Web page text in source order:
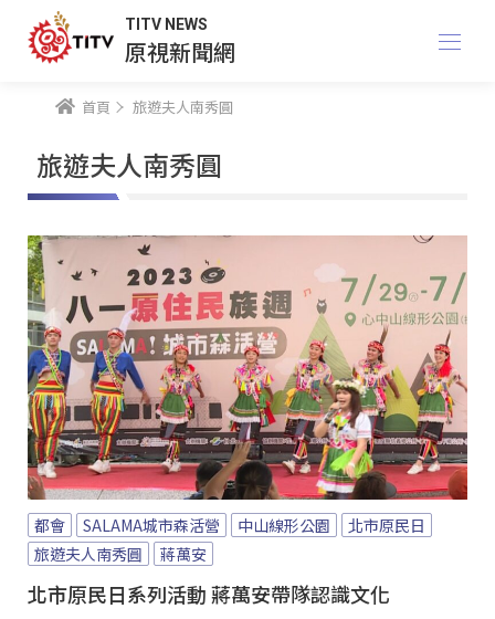
TITV NEWS
原視新聞網
首頁 旅遊夫人南秀圓
旅遊夫人南秀圓
都會 SALAMA城市森活營 中山線形公園
北市原民日
旅遊夫人南秀圓
蔣萬安
北市原民日系列活動 蔣萬安帶隊認識文化